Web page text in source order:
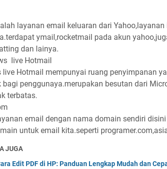
layanan email keluaran dari
ymail,rocketmail pada akun
dan lainya.
live Hotmail
live Hotmail mempunyai ruang penyimpanan
bagi penggunaya.merupakan besutan dari
terbatas.
email dengan nama domain sendiri
untuk email kita.seperti
JUGA
Edit PDF di HP: Panduan Lengkap Mudah dan